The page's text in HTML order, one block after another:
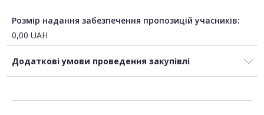
Розмір надання забезпечення пропозицій учасників:
0,00 UAH
Додаткові умови проведення закупівлі